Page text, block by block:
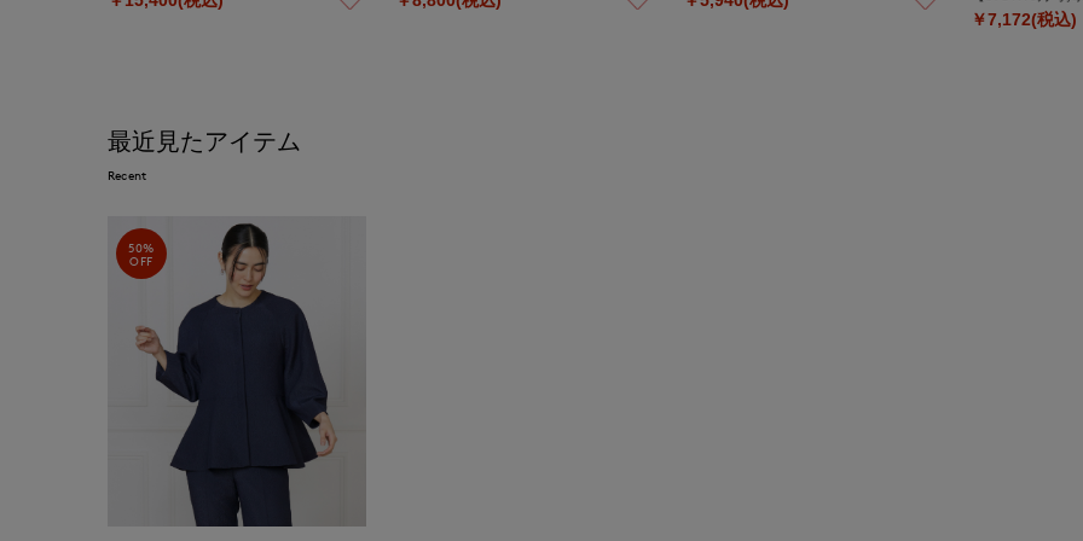
￥7,172(税込)
最近見たアイテム
Recent
50%
OFF